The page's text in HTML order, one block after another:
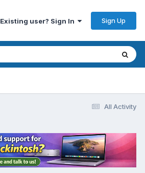
Existing user? Sign In Sign Up
All Activity